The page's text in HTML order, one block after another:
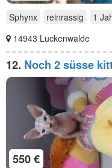
Sphynx reinrassig 1
14943 Luckenwalde
12. Noch 2 süsse
zu hause 1
550 €